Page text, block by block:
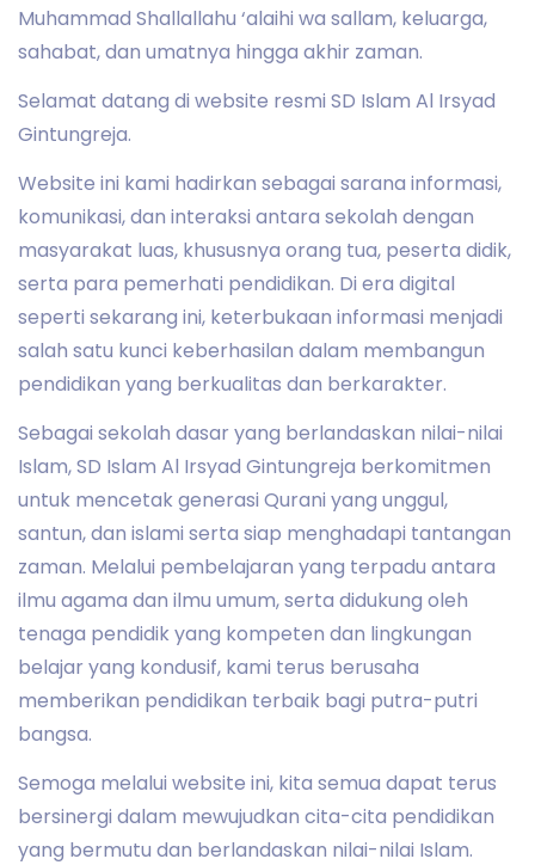
Muhammad Shallallahu ‘alaihi wa sallam, keluarga,
sahabat, dan umatnya hingga akhir zaman.
Selamat datang di website resmi SD Islam Al Irsyad
Gintungreja.
Website ini kami hadirkan sebagai sarana informasi,
komunikasi, dan interaksi antara sekolah dengan
masyarakat luas, khususnya orang tua, peserta didik,
serta para pemerhati pendidikan. Di era digital
seperti sekarang ini, keterbukaan informasi menjadi
salah satu kunci keberhasilan dalam membangun
pendidikan yang berkualitas dan berkarakter.
Sebagai sekolah dasar yang berlandaskan nilai-nilai
Islam, SD Islam Al Irsyad Gintungreja berkomitmen
untuk mencetak generasi Qurani yang unggul,
santun, dan islami serta siap menghadapi tantangan
zaman. Melalui pembelajaran yang terpadu antara
ilmu agama dan ilmu umum, serta didukung oleh
tenaga pendidik yang kompeten dan lingkungan
belajar yang kondusif, kami terus berusaha
memberikan pendidikan terbaik bagi putra-putri
bangsa.
Semoga melalui website ini, kita semua dapat terus
bersinergi dalam mewujudkan cita-cita pendidikan
yang bermutu dan berlandaskan nilai-nilai Islam.